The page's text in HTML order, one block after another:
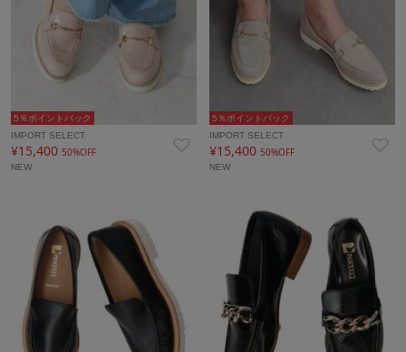
5％ポイントバック
IMPORT SELECT
¥15,400 50%OFF
NEW
5％ポイントバック
IMPORT SELECT
¥15,40050%OFF
NEW